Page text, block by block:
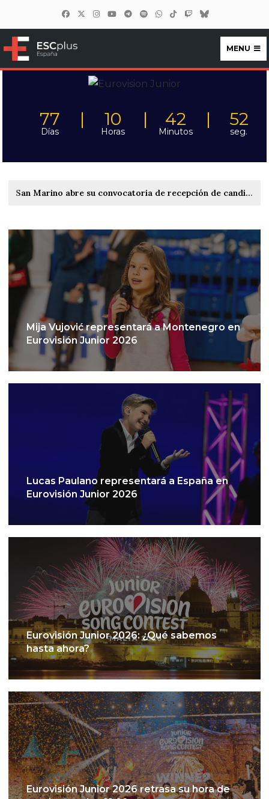
ESCplus España
MENU
77
Días
10
Horas
42
Minutos
50
seg.
Bulgaria retrasa el anuncio de la ciudad anfitriona de Eurovisión 2027 mientras continúa el proceso de evaluación de las candidaturas de Burgas y Sofía
Mija Vujović representará a Montenegro en
Eurovisión Junior 2026
Lucas Paulano representará a España en
Eurovisión Junior 2026
Eurovisión Junior 2026: ¿Qué sabemos
hasta ahora?
Eurovisión Junior 2026 retrasa su hora de